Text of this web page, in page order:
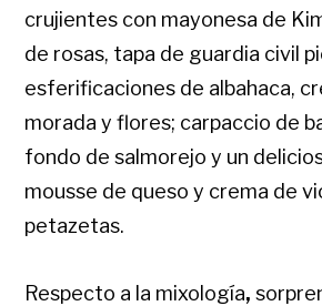
crujientes con mayonesa de
de rosas, tapa de guardia civil
esferificaciones de albahaca,
morada y flores; carpaccio de
fondo de salmorejo y un
mousse de queso y crema de
petazetas.
Respecto a la mixología,